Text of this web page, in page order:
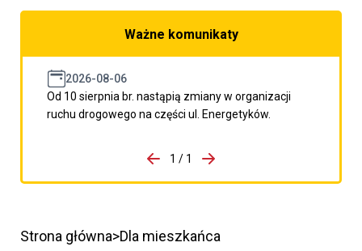
Ważne komunikaty
2026-08-06
Od 10 sierpnia br. nastąpią zmiany w organizacji
ruchu drogowego na części ul. Energetyków.
porzpedniego komunikatu
1 / 1
Przejdź do następnego
Strona główna Dla mieszkańca